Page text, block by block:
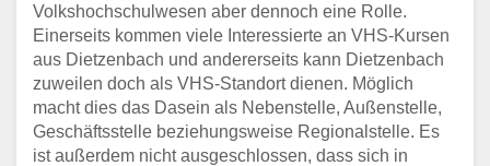
Volkshochschulwesen aber dennoch eine Rolle.
Einerseits kommen viele Interessierte an VHS-Kursen
aus Dietzenbach und andererseits kann Dietzenbach
zuweilen doch als VHS-Standort dienen. Möglich
macht dies das Dasein als Nebenstelle, Außenstelle,
Geschäftsstelle beziehungsweise Regionalstelle. Es
ist außerdem nicht ausgeschlossen, dass sich in